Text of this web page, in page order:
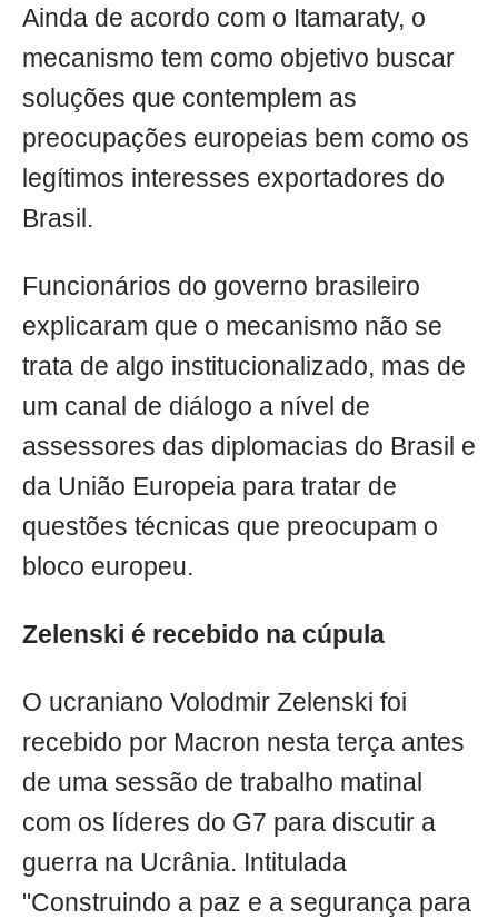
Ainda de acordo com o Itamaraty, o
mecanismo tem como objetivo buscar
soluções que contemplem as
preocupações europeias bem como os
legítimos interesses exportadores do
Brasil.
Funcionários do governo brasileiro
explicaram que o mecanismo não se
trata de algo institucionalizado, mas de
um canal de diálogo a nível de
assessores das diplomacias do Brasil e
da União Europeia para tratar de
questões técnicas que preocupam o
bloco europeu.
Zelenski é recebido na cúpula
O ucraniano Volodmir Zelenski foi
recebido por Macron nesta terça antes
de uma sessão de trabalho matinal
com os líderes do G7 para discutir a
guerra na Ucrânia. Intitulada
"Construindo a paz e a segurança para